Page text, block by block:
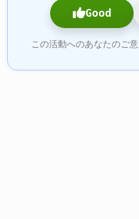
Good
この活動へのあなたのご